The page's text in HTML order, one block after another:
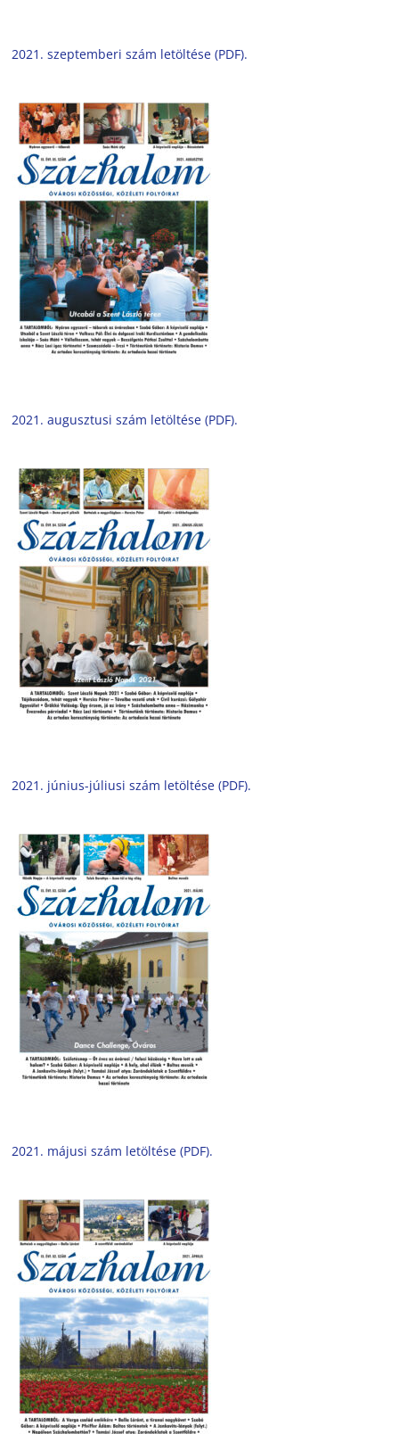
2021. szeptemberi szám letöltése (PDF).
2021. augusztusi szám letöltése (PDF).
2021. június-júliusi szám letöltése (PDF).
2021. májusi szám letöltése (PDF).